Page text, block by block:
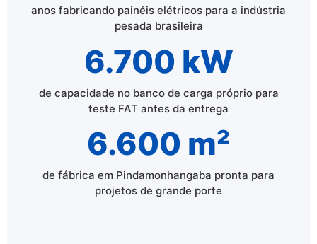
anos fabricando painéis elétricos para a indústria
pesada brasileira
6.700 kW
de capacidade no banco de carga próprio para
teste FAT antes da entrega
6.600 m²
de fábrica em Pindamonhangaba pronta para
projetos de grande porte